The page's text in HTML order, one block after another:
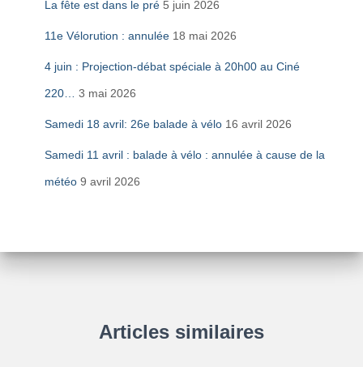
La fête est dans le pré 5 juin 2026
11e Vélorution : annulée 18 mai 2026
4 juin : Projection-débat spéciale à 20h00 au Ciné
220… 3 mai 2026
Samedi 18 avril: 26e balade à vélo 16 avril 2026
Samedi 11 avril : balade à vélo : annulée à cause de la
météo 9 avril 2026
Articles similaires